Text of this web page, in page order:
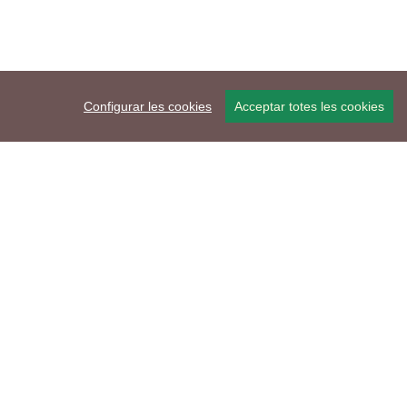
Configurar les cookies Acceptar totes les cookies